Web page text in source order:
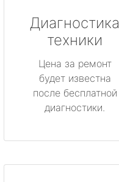
Диагностика
техники
Цена за ремонт
будет известна
после бесплатной
диагностики.